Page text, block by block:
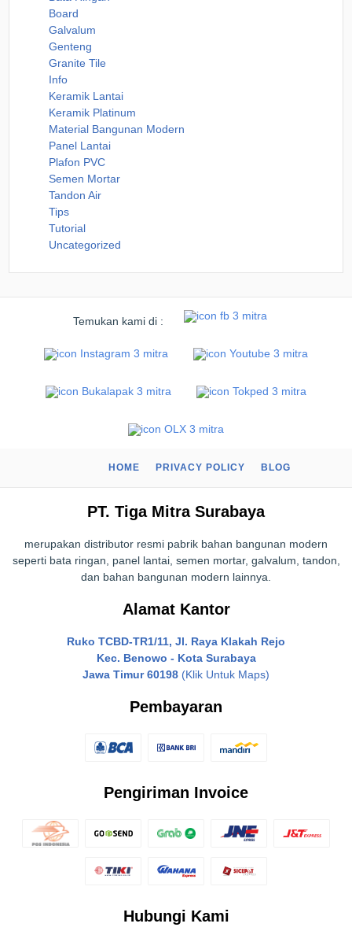
Board
Galvalum
Genteng
Granite Tile
Info
Keramik Lantai
Keramik Platinum
Material Bangunan Modern
Panel Lantai
Plafon PVC
Semen Mortar
Tandon Air
Tips
Tutorial
Uncategorized
Temukan kami di :
HOME PRIVACY POLICY BLOG
PT. Tiga Mitra Surabaya
merupakan distributor resmi pabrik bahan bangunan modern
seperti bata ringan, panel lantai, semen mortar, galvalum, tandon,
dan bahan bangunan modern lainnya.
Alamat Kantor
Ruko TCBD-TR1/11, Jl. Raya Klakah Rejo
Kec. Benowo - Kota Surabaya
Jawa Timur 60198 (Klik Untuk Maps)
Pembayaran
Pengiriman Invoice
Hubungi Kami